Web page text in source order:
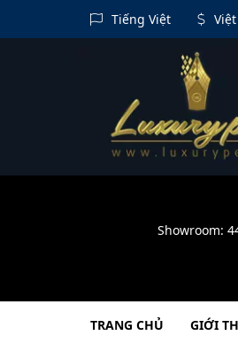
Tiếng Việt
Showroom:
TRANG CHỦ GIỚI